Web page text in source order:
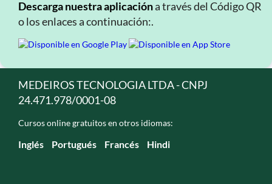
Descarga nuestra aplicacióna través del Código QR
o los enlaces a continuación:.
MEDEIROS TECNOLOGIA LTDA - CNPJ
24.471.978/0001-08
Cursos online gratuitos en otros idiomas:
Inglés Portugués Francés Hindi